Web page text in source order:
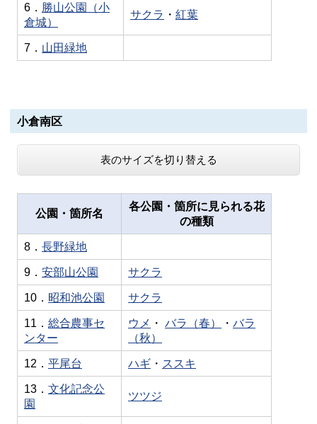
6． 勝山公園（小
倉城）
サクラ ・ 紅葉
7． 山田緑地
小倉南区
表のサイズを切り替える
公園・箇所名
各公園・箇所に見られる花
の種類
8． 長野緑地
9． 安部山公園 サクラ
10． 昭和池公園 サクラ
11． 総合農事セ
ンター
ウメ ・ バラ（春） ・ バラ
（秋）
12． 平尾台 ハギ ・ ススキ
13． 文化記念公
園
ツツジ